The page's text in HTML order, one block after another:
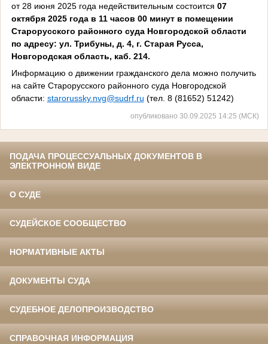
от 28 июня 2025 года недействительным состоится 07
октября 2025 года в 11 часов 00 минут в помещении
Старорусского районного суда Новгородской области
по адресу: ул. Трибуны, д. 4, г. Старая Русса,
Новгородская область, каб. 214.
Информацию о движении гражданского дела можно получить
на сайте Старорусского районного суда Новгородской
области: starorussky.nvg@sudrf.ru (тел. 8 (81652) 51242)
опубликовано 30.09.2025 14:25 (МСК)
ПОДАЧА ПРОЦЕССУАЛЬНЫХ ДОКУМЕНТОВ В
ЭЛЕКТРОННОМ ВИДЕ
О СУДЕ
СУДЕЙСКОЕ СООБЩЕСТВО
НОРМАТИВНЫЕ АКТЫ
ДОКУМЕНТЫ СУДА
СУДЕБНОЕ ДЕЛОПРОИЗВОДСТВО
СПРАВОЧНАЯ ИНФОРМАЦИЯ